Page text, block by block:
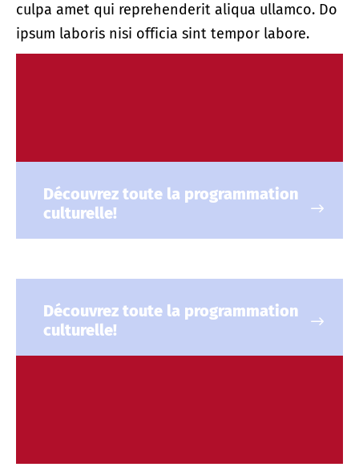
culpa amet qui reprehenderit aliqua ullamco. Do
ipsum laboris nisi officia sint tempor labore.
Découvrez toute la programmation
culturelle!
Découvrez toute la programmation
culturelle!